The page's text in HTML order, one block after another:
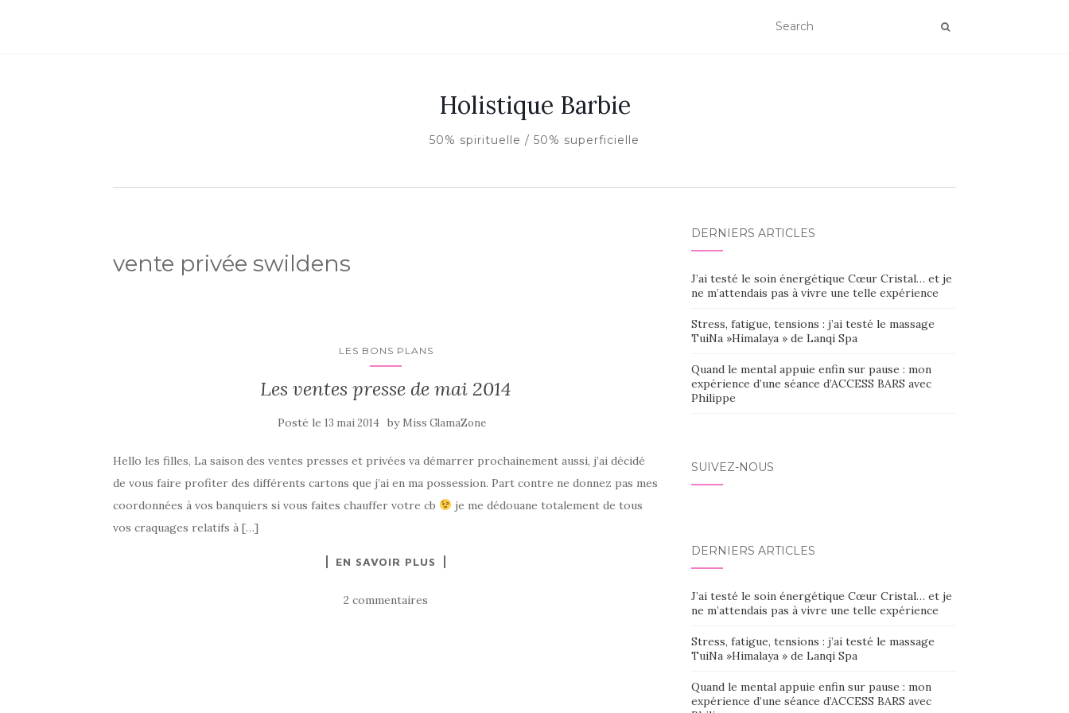
Holistique Barbie
50% spirituelle / 50% superficielle
vente privée swildens
LES BONS PLANS
Les ventes presse de mai 2014
Posté le13 mai 2014 by Miss GlamaZone
Hello les filles, La saison des ventes presses et privées va démarrer prochainement aussi, j’ai décidé
de vous faire profiter des différents cartons que j’ai en ma possession. Part contre ne donnez pas mes
coordonnées à vos banquiers si vous faites chauffer votre cb
je me dédouane totalement de tous
vos craquages relatifs à […]
EN SAVOIR PLUS
2 commentaires
DERNIERS ARTICLES
J’ai testé le soin énergétique Cœur Cristal… et je
ne m’attendais pas à vivre une telle expérience
Stress, fatigue, tensions : j’ai testé le massage
TuiNa »Himalaya » de Lanqi Spa
Quand le mental appuie enfin sur pause : mon
expérience d’une séance d’ACCESS BARS avec
Philippe
SUIVEZ-NOUS
DERNIERS ARTICLES
J’ai testé le soin énergétique Cœur Cristal… et je
ne m’attendais pas à vivre une telle expérience
Stress, fatigue, tensions : j’ai testé le massage
TuiNa »Himalaya » de Lanqi Spa
Quand le mental appuie enfin sur pause : mon
expérience d’une séance d’ACCESS BARS avec